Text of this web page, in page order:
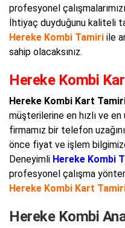
profesyonel
İhtiyaç duyduğunu kaliteli
Hereke Kombi Tamiri ile
sahip olacaksınız.
Hereke Kombi
Hereke Kombi Kart
müşterilerine en hızlı ve
firmamız bir telefon
önce fiyat ve işlem
Deneyimli Hereke Kombi
profesyonel çalışma
Hereke Kombi Kart
Hereke Kombi